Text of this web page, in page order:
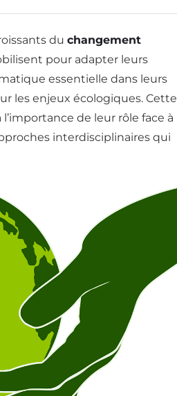
du changement
pour adapter leurs
essentielle dans leurs
les enjeux écologiques. Cette
de leur rôle face à
interdisciplinaires qui